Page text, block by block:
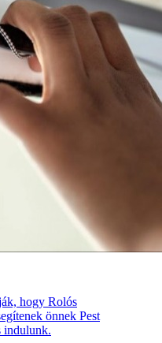
hogy Rolós
önnek Pest
indulunk.